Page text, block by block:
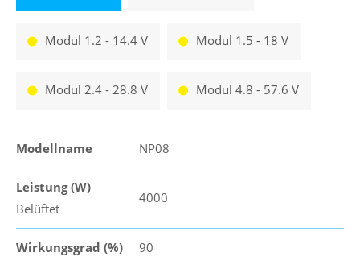
Modul 1.2 - 14.4 V Modul 1.5 - 18 V
Modul 2.4 - 28.8 V Modul 4.8 - 57.6 V
Modellname NP08
Leistung (W)
Belüftet
4000
Wirkungsgrad (%) 90